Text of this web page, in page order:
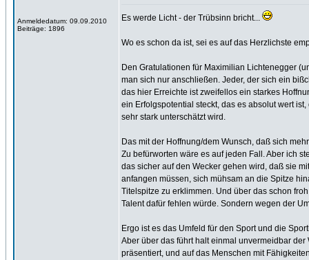
Anmeldedatum: 09.09.2010
Beiträge: 1896
Es werde Licht - der Trübsinn bricht...
Wo es schon da ist, sei es auf das Herzlichste
Den Gratulationen für Maximilian Lichtenegger
man sich nur anschließen. Jeder, der sich ein
das hier Erreichte ist zweifellos ein starkes
ein Erfolgspotential steckt, das es absolut wert
sehr stark unterschätzt wird.
Das mit der Hoffnung/dem Wunsch, daß sich
Zu befürworten wäre es auf jeden Fall. Aber ich
das sicher auf den Wecker gehen wird, daß sie
anfangen müssen, sich mühsam an die Spitze
Titelspitze zu erklimmen. Und über das schon
Talent dafür fehlen würde. Sondern wegen der
Ergo ist es das Umfeld für den Sport und die
Aber über das führt halt einmal unvermeidbar
präsentiert, und auf das Menschen mit